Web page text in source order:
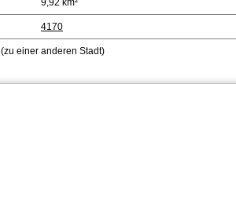
9,92 km²
4170
(zu einer anderen Stadt)